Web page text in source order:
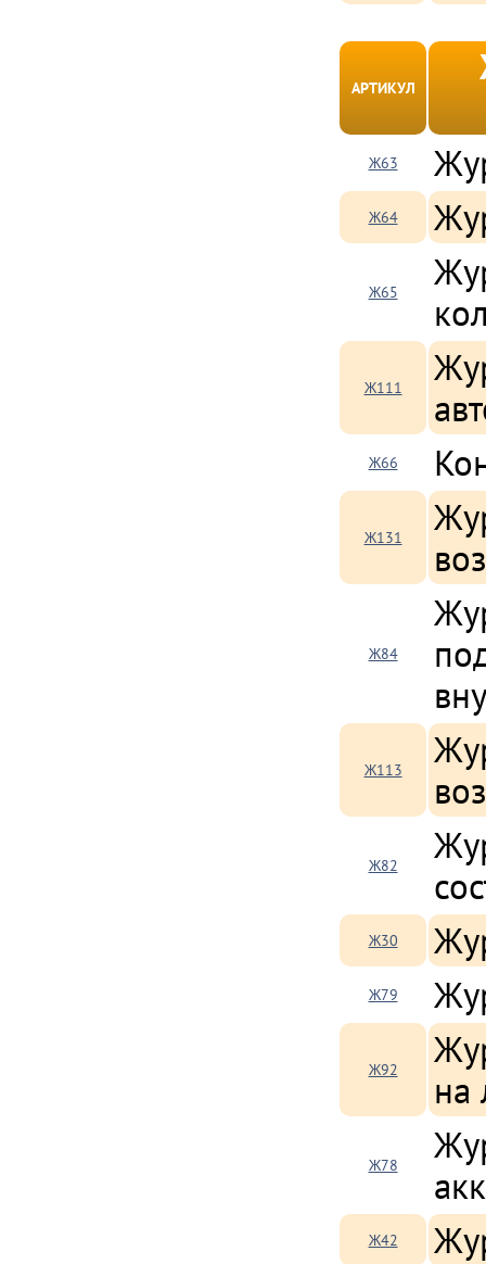
АРТИКУЛ
Ж63
Ж64
Ж65
Ж111
Ж66
Ж131
Ж84
Ж113
Ж82
Ж30
Ж79
Ж92
на
Ж78
Ж42